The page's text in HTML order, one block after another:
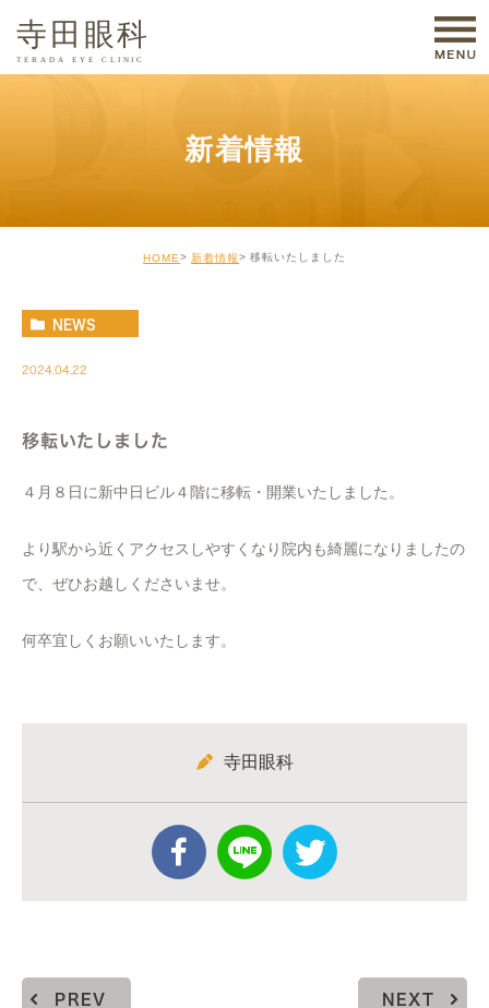
新着情報
HOME 新着情報 移転いたしました
NEWS
2024.04.22
移転いたしました
４月８日に新中日ビル４階に移転・開業いたしました。
より駅から近くアクセスしやすくなり院内も綺麗になりましたの
で、ぜひお越しくださいませ。
何卒宜しくお願いいたします。
寺田眼科
PREV NEXT